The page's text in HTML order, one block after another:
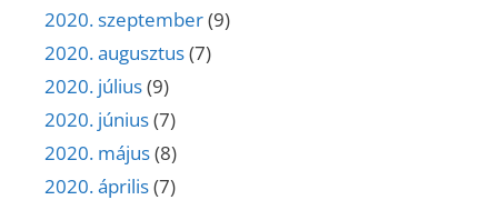
2020. szeptember(9)
2020. augusztus(7)
2020. július(9)
2020. június(7)
2020. május(8)
2020. április(7)